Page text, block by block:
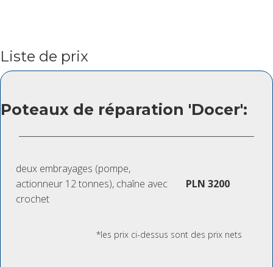
Liste de prix
Poteaux de réparation 'Docer':
deux embrayages (pompe,
actionneur 12 tonnes), chaîne avec
crochet
PLN 3200
*les prix ci-dessus sont des prix nets